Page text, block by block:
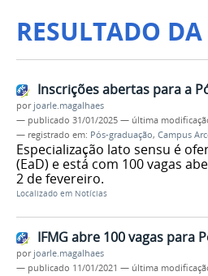
RESULTADO
Inscrições abertas para a
por joarle.magalhaes
— publicado 31/01/2025 — última
— registrado em: Pós-graduação, Campus
Especialização lato sensu é
(EaD) e está com 100 vagas
2 de fevereiro.
Localizado em Notícias
IFMG abre 100 vagas para
por joarle.magalhaes
— publicado 11/01/2021 — última